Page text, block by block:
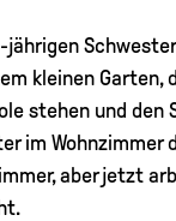
kleinen Garten,
stehen und
im Wohnzimmer
aber jetzt